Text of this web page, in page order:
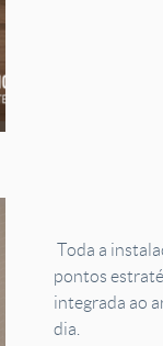
Toda a
pontos
integrada ao
dia.